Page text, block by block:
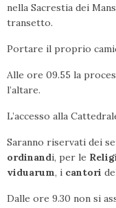
nella Sacrestia dei
transetto.
Portare il proprio
Alle ore 09.55 la
l’altare.
L’accesso alla
Saranno riservati dei
ordinandi, per le
viduarum, i cantori
Dalle ore 9.30 non si